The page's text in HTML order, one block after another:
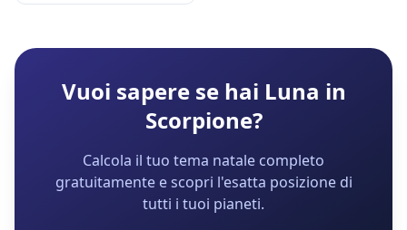
Vuoi sapere se hai Luna in
Scorpione?
Calcola il tuo tema natale completo
gratuitamente e scopri l'esatta posizione di
tutti i tuoi pianeti.